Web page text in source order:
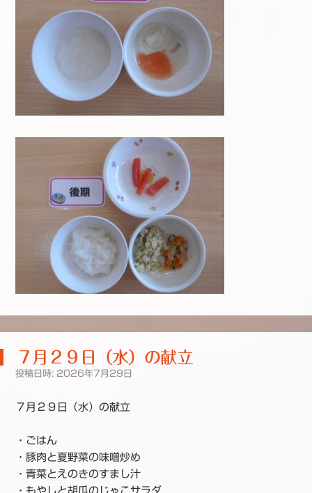
７月２９日（水）の献立
投稿日時: 2026年7月29日
７月２９日（水）の献立
・ごはん
・豚肉と夏野菜の味噌炒め
・青菜とえのきのすまし汁
・もやしと胡瓜のじゃこサラダ